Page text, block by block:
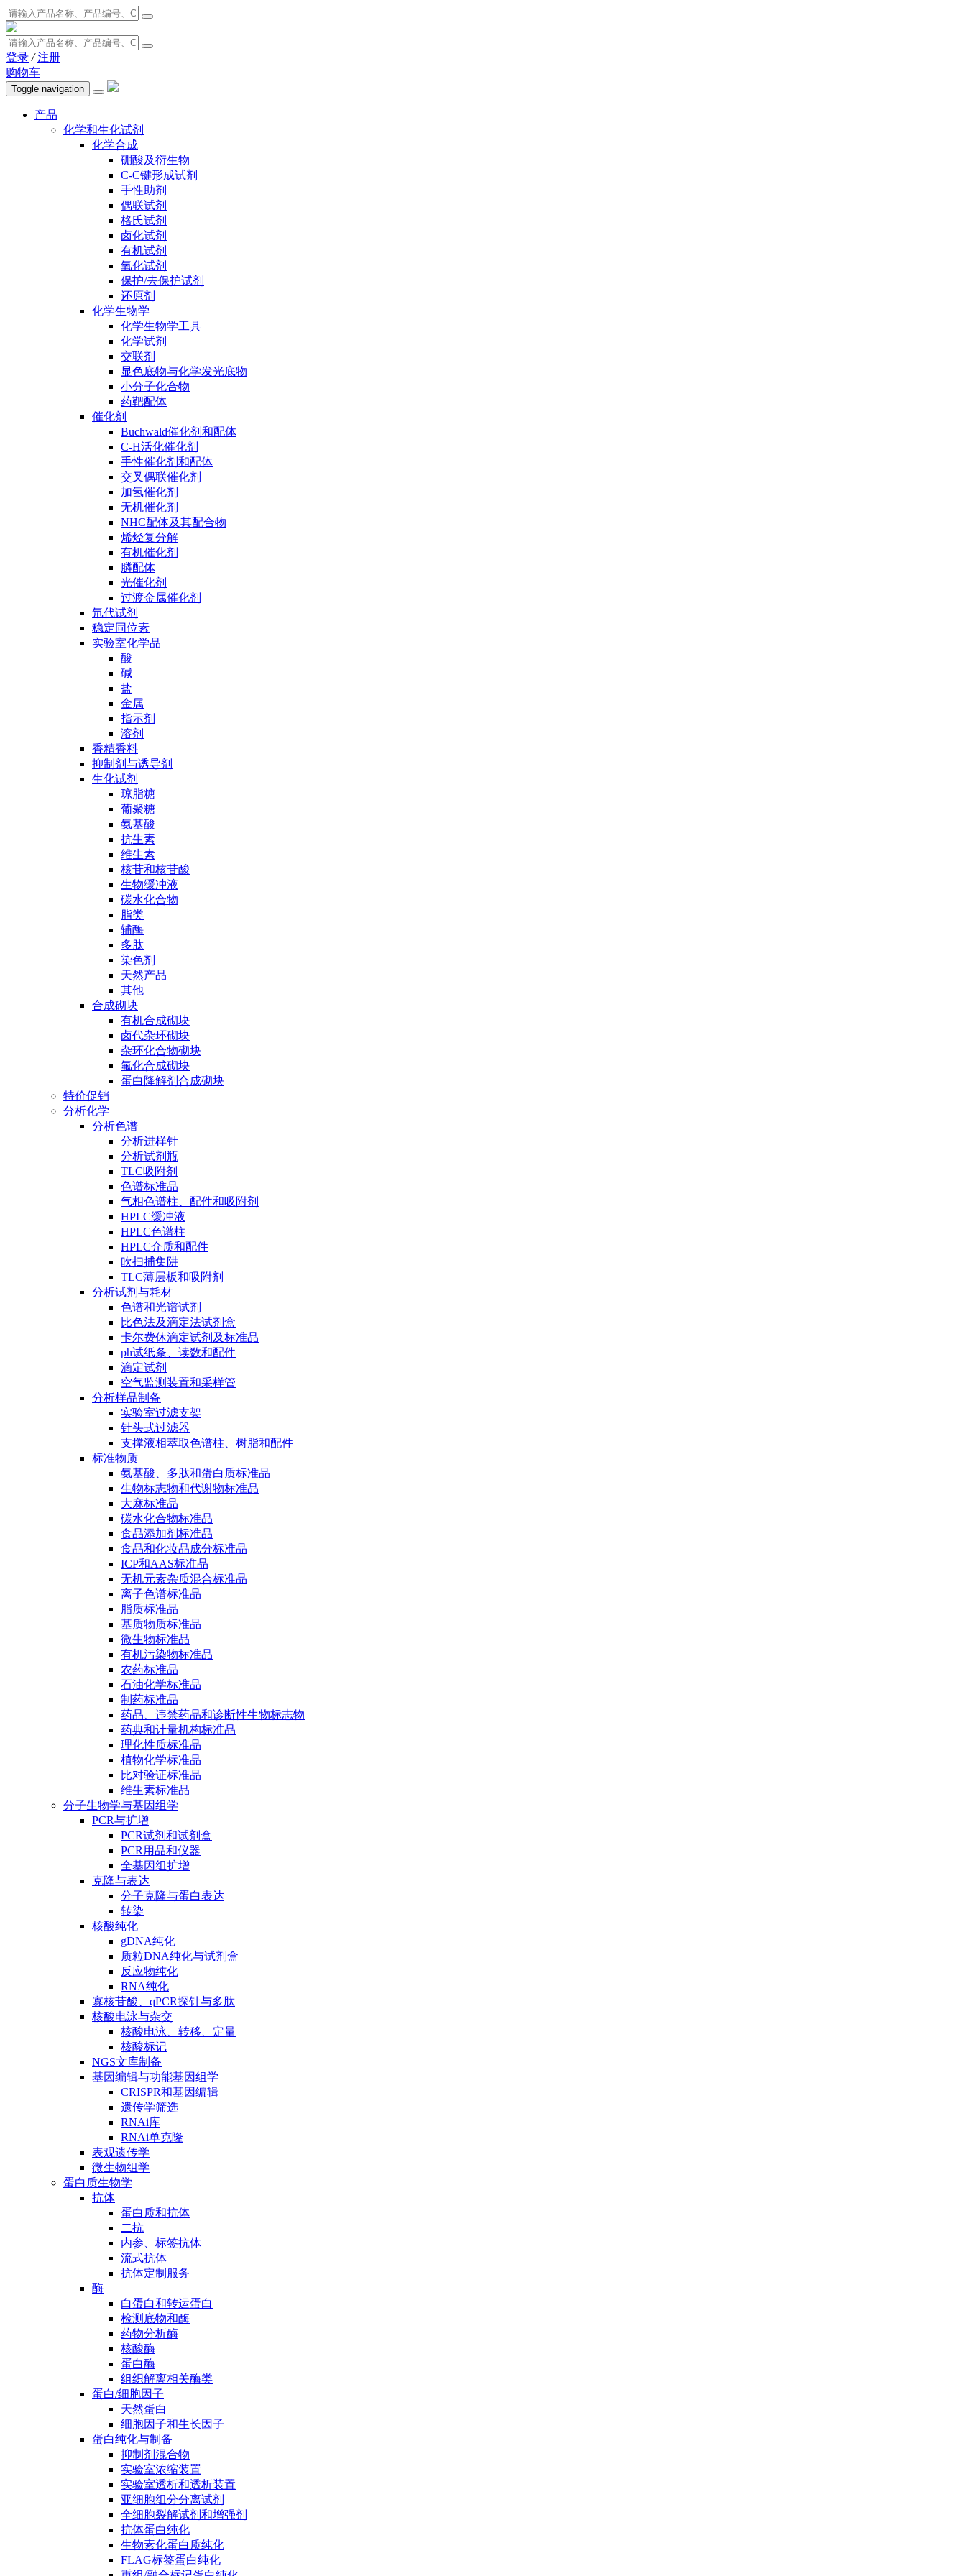
登录 / 注册
购物车
Toggle navigation
产品
化学和生化试剂
化学合成
硼酸及衍生物
C-C键形成试剂
手性助剂
偶联试剂
格氏试剂
卤化试剂
有机试剂
氧化试剂
保护/去保护试剂
还原剂
化学生物学
化学生物学工具
化学试剂
交联剂
显色底物与化学发光底物
小分子化合物
药靶配体
催化剂
Buchwald催化剂和配体
C-H活化催化剂
手性催化剂和配体
交叉偶联催化剂
加氢催化剂
无机催化剂
NHC配体及其配合物
烯烃复分解
有机催化剂
膦配体
光催化剂
过渡金属催化剂
氘代试剂
稳定同位素
实验室化学品
酸
碱
盐
金属
指示剂
溶剂
香精香料
抑制剂与诱导剂
生化试剂
琼脂糖
葡聚糖
氨基酸
抗生素
维生素
核苷和核苷酸
生物缓冲液
碳水化合物
脂类
辅酶
多肽
染色剂
天然产品
其他
合成砌块
有机合成砌块
卤代杂环砌块
杂环化合物砌块
氟化合成砌块
蛋白降解剂合成砌块
特价促销
分析化学
分析色谱
分析进样针
分析试剂瓶
TLC吸附剂
色谱标准品
气相色谱柱、配件和吸附剂
HPLC缓冲液
HPLC色谱柱
HPLC介质和配件
吹扫捕集阱
TLC薄层板和吸附剂
分析试剂与耗材
色谱和光谱试剂
比色法及滴定法试剂盒
卡尔费休滴定试剂及标准品
ph试纸条、读数和配件
滴定试剂
空气监测装置和采样管
分析样品制备
实验室过滤支架
针头式过滤器
支撑液相萃取色谱柱、树脂和配件
标准物质
氨基酸、多肽和蛋白质标准品
生物标志物和代谢物标准品
大麻标准品
碳水化合物标准品
食品添加剂标准品
食品和化妆品成分标准品
ICP和AAS标准品
无机元素杂质混合标准品
离子色谱标准品
脂质标准品
基质物质标准品
微生物标准品
有机污染物标准品
农药标准品
石油化学标准品
制药标准品
药品、违禁药品和诊断性生物标志物
药典和计量机构标准品
理化性质标准品
植物化学标准品
比对验证标准品
维生素标准品
分子生物学与基因组学
PCR与扩增
PCR试剂和试剂盒
PCR用品和仪器
全基因组扩增
克隆与表达
分子克隆与蛋白表达
转染
核酸纯化
gDNA纯化
质粒DNA纯化与试剂盒
反应物纯化
RNA纯化
寡核苷酸、qPCR探针与多肽
核酸电泳与杂交
核酸电泳、转移、定量
核酸标记
NGS文库制备
基因编辑与功能基因组学
CRISPR和基因编辑
遗传学筛选
RNAi库
RNAi单克隆
表观遗传学
微生物组学
蛋白质生物学
抗体
蛋白质和抗体
二抗
内参、标签抗体
流式抗体
抗体定制服务
酶
白蛋白和转运蛋白
检测底物和酶
药物分析酶
核酸酶
蛋白酶
组织解离相关酶类
蛋白/细胞因子
天然蛋白
细胞因子和生长因子
蛋白纯化与制备
抑制剂混合物
实验室浓缩装置
实验室透析和透析装置
亚细胞组分分离试剂
全细胞裂解试剂和增强剂
抗体蛋白纯化
生物素化蛋白质纯化
FLAG标签蛋白纯化